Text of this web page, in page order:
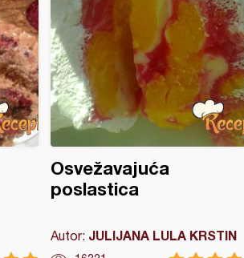
Osvežavajuća
poslastica
Autor: JULIJANA LULA KRSTIN